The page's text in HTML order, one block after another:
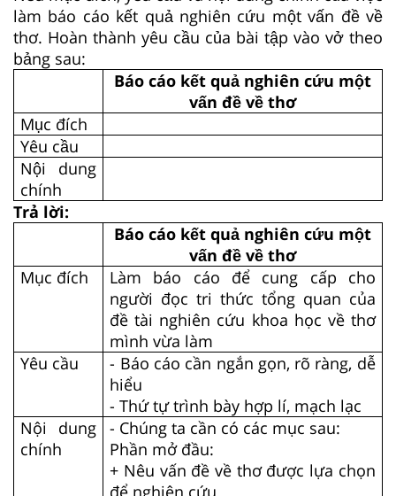
làm báo cáo kết quả nghiên cứu một vấn đề về
thơ. Hoàn thành yêu cầu của bài tập vào vở theo
bảng sau:
Báo cáo kết quả nghiên cứu một
vấn đề về thơ
Mục đích
Yêu cầu
Nội dung
chính
Trả lời:
Báo cáo kết quả nghiên cứu một
vấn đề về thơ
Mục đích
Làm báo cáo để cung cấp cho
người đọc tri thức tổng quan của
đề tài nghiên cứu khoa học về thơ
mình vừa làm
Yêu cầu
- Báo cáo cần ngắn gọn, rõ ràng, dễ
hiểu
- Thứ tự trình bày hợp lí, mạch lạc
Nội dung
chính
- Chúng ta cần có các mục sau:
Phần mở đầu:
+ Nêu vấn đề về thơ được lựa chọn
để nghiên cứu